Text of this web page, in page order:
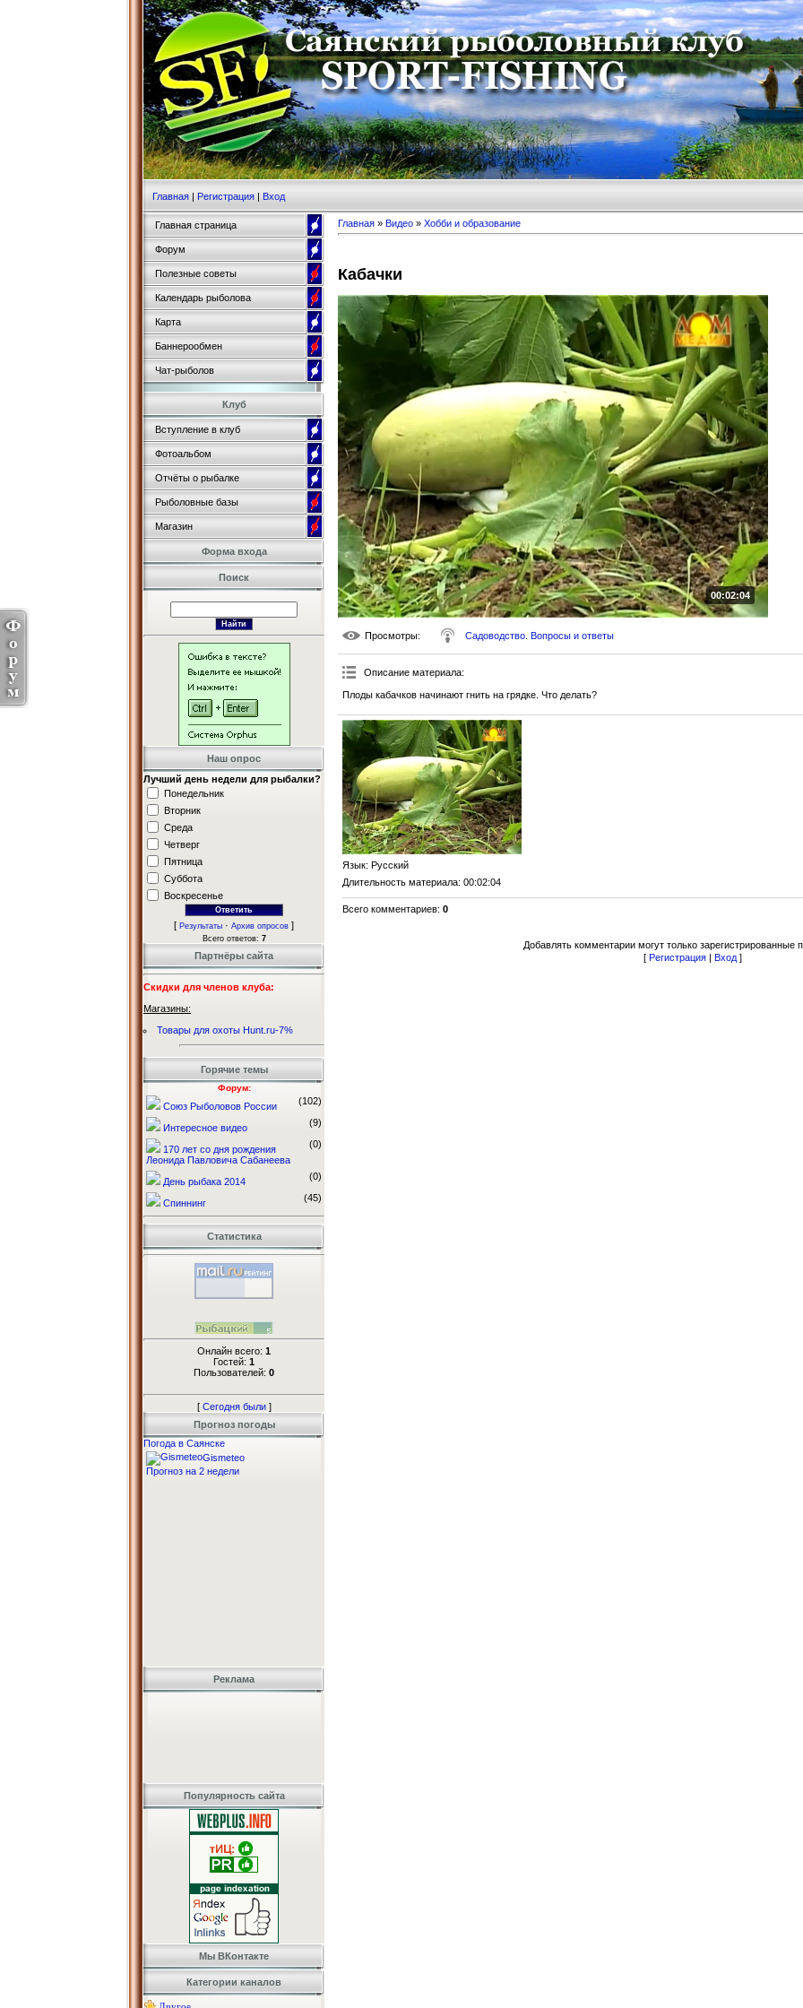
Главная | Регистрация | Вход
Главная страница
Форум
Полезные советы
Календарь рыболова
Карта
Баннерообмен
Чат-рыболов
Клуб
Вступление в клуб
Фотоальбом
Отчёты о рыбалке
Рыболовные базы
Магазин
Форма входа
Поиск
Наш опрос
Лучший день недели для рыбалки?
Понедельник
Вторник
Среда
Четверг
Пятница
Суббота
Воскресенье
[ Результаты · Архив опросов ]
Всего ответов: 7
Партнёры сайта
Скидки для членов клуба:
Магазины:
Товары для охоты Hunt.ru-7%
Горячие темы
Форум:
Союз Рыболовов России (102)
Интересное видео (9)
170 лет со дня рождения
Леонида Павловича Сабанеева
(0)
День рыбака 2014 (0)
Спиннинг (45)
Статистика
Онлайн всего: 1
Гостей: 1
Пользователей: 0
[ Сегодня были]
Прогноз погоды
Погода в Саянске
Gismeteo
Прогноз на 2 недели
Реклама
Популярность сайта
Мы ВКонтакте
Категории каналов
Главная » Видео » Хобби и образование
Кабачки
00:02:04
Просмотры: Садоводство. Вопросы и ответы
Описание материала:
Плоды кабачков начинают гнить на грядке. Что делать?
Язык: Русский
Длительность материала: 00:02:04
Всего комментариев: 0
Добавлять комментарии могут только зарегистрированные
[ Регистрация | Вход ]